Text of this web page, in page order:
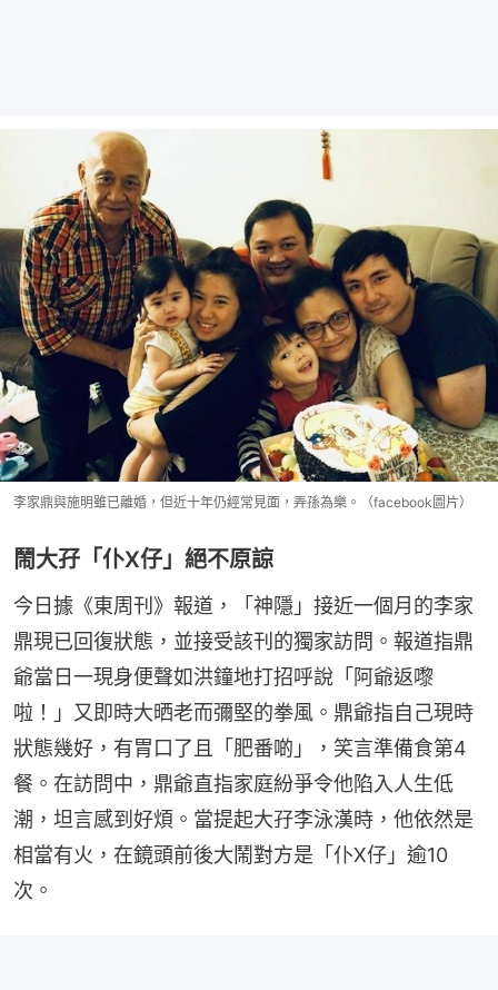
李家鼎與施明雖已離婚，但近十年仍經常見面，弄孫為樂。（facebook圖片）
鬧大孖「仆X仔」絕不原諒
今日據《東周刊》報道，「神隱」接近一個月的李家
鼎現已回復狀態，並接受該刊的獨家訪問。報道指鼎
爺當日一現身便聲如洪鐘地打招呼說「阿爺返嚟
啦！」又即時大晒老而彌堅的拳風。鼎爺指自己現時
狀態幾好，有胃口了且「肥番啲」，笑言準備食第4
餐。在訪問中，鼎爺直指家庭紛爭令他陷入人生低
潮，坦言感到好煩。當提起大孖李泳漢時，他依然是
相當有火，在鏡頭前後大鬧對方是「仆X仔」逾10
次。